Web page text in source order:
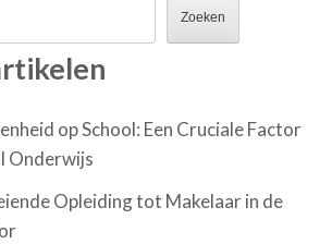
Zoeken
op School: Een Cruciale Factor
Onderwijs
Opleiding tot Makelaar in de